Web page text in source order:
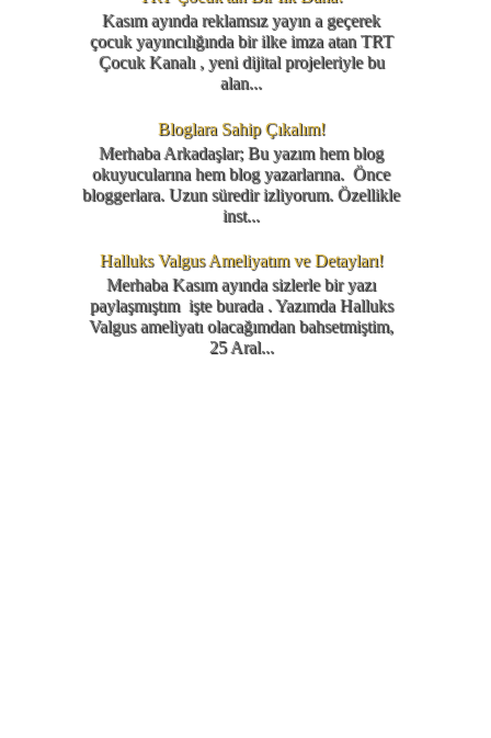
Kasım ayında reklamsız yayın a geçerek
çocuk yayıncılığında bir ilke imza atan TRT
Çocuk Kanalı , yeni dijital projeleriyle bu
alan...
Bloglara Sahip Çıkalım!
Merhaba Arkadaşlar; Bu yazım hem blog
okuyucularına hem blog yazarlarına. Önce
bloggerlara. Uzun süredir izliyorum. Özellikle
inst...
Halluks Valgus Ameliyatım ve Detayları!
Merhaba Kasım ayında sizlerle bir yazı
paylaşmıştım işte burada . Yazımda Halluks
Valgus ameliyatı olacağımdan bahsetmiştim,
25 Aral...